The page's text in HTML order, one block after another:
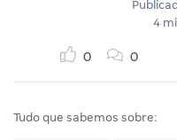
4
0 0
Tudo que sabemos sobre: